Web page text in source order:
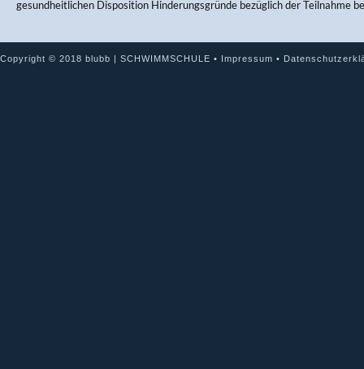
gesundheitlichen Disposition Hinderungsgründe bezüglich der Teilnahme
Copyright © 2018 blubb | SCHWIMMSCHULE • Impressum •